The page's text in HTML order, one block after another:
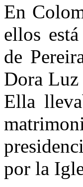
En
ellos
de
Dora Luz
Ella
por la